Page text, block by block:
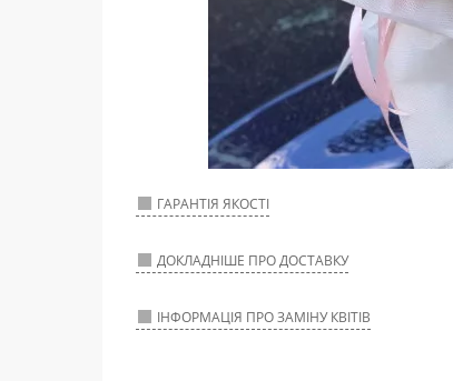
ГАРАНТІЯ ЯКОСТІ
ДОКЛАДНІШЕ ПРО ДОСТАВКУ
ІНФОРМАЦІЯ ПРО ЗАМІНУ КВІТІВ